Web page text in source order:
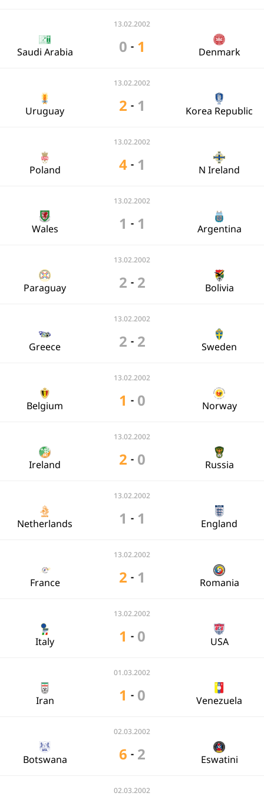
13.02.2002
Saudi Arabia 0 - 1 Denmark
13.02.2002
Uruguay 2 - 1 Korea Republic
13.02.2002
Poland 4 - 1 N Ireland
13.02.2002
Wales 1 - 1 Argentina
13.02.2002
Paraguay 2 - 2 Bolivia
13.02.2002
Greece 2 - 2 Sweden
13.02.2002
Belgium 1 - 0 Norway
13.02.2002
Ireland 2 - 0 Russia
13.02.2002
Netherlands 1 - 1 England
13.02.2002
France 2 - 1 Romania
13.02.2002
Italy 1 - 0 USA
01.03.2002
Iran 1 - 0 Venezuela
02.03.2002
Botswana 6 - 2 Eswatini
02.03.2002